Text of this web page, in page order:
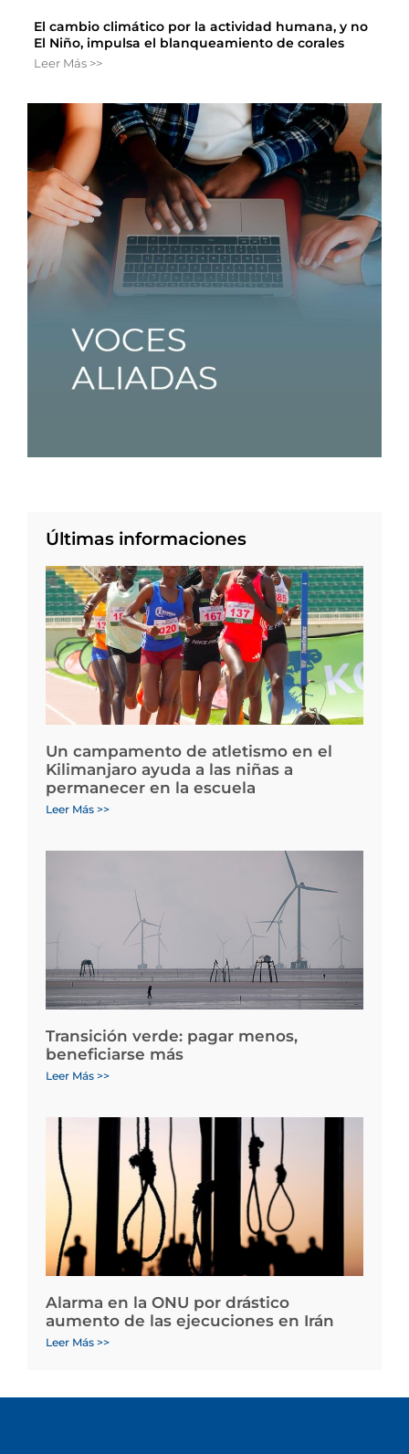
El cambio climático por la actividad humana, y no
El Niño, impulsa el blanqueamiento de corales
Leer Más >>
Últimas informaciones
Un campamento de atletismo en el
Kilimanjaro ayuda a las niñas a
permanecer en la escuela
Leer Más >>
Transición verde: pagar menos,
beneficiarse más
Leer Más >>
Alarma en la ONU por drástico
aumento de las ejecuciones en Irán
Leer Más >>